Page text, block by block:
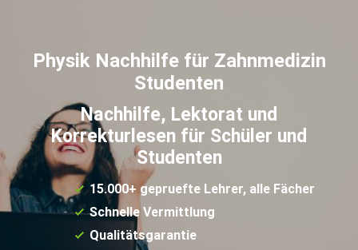
Physik Nachhilfe für Zahnmedizin
Studenten
Nachhilfe, Lektorat und
Korrekturlesen für Schüler und
Studenten
15.000+ gepruefte Lehrer, alle Fächer
Schnelle Vermittlung
Qualitätsgarantie